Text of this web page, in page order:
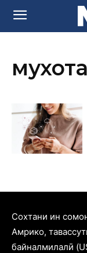
Cохтани ин
Амрико,
байналмилалӣ